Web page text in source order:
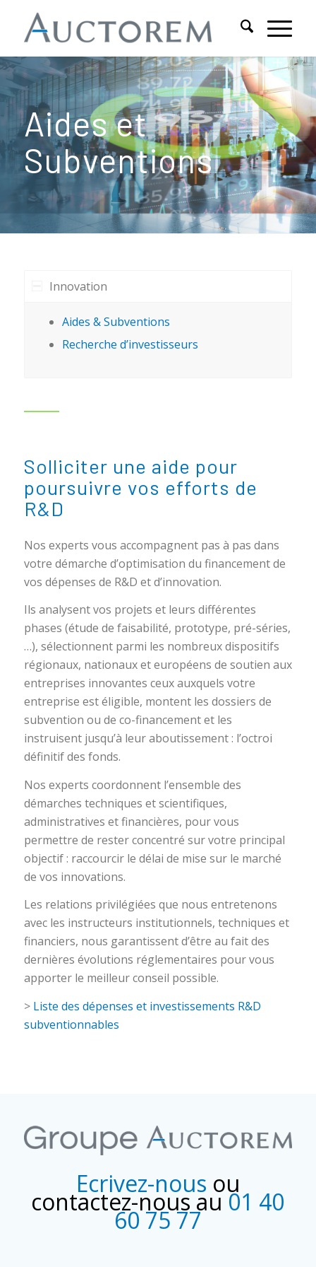
Aides et
Subventions
Innovation
Aides & Subventions
Recherche d’investisseurs
Solliciter une aide pour
poursuivre vos efforts de
R&D
Nos experts vous accompagnent pas à pas dans
votre démarche d’optimisation du financement de
vos dépenses de R&D et d’innovation.
Ils analysent vos projets et leurs différentes
phases (étude de faisabilité, prototype, pré-séries,
…), sélectionnent parmi les nombreux dispositifs
régionaux, nationaux et européens de soutien aux
entreprises innovantes ceux auxquels votre
entreprise est éligible, montent les dossiers de
subvention ou de co-financement et les
instruisent jusqu’à leur aboutissement : l’octroi
définitif des fonds.
Nos experts coordonnent l’ensemble des
démarches techniques et scientifiques,
administratives et financières, pour vous
permettre de rester concentré sur votre principal
objectif : raccourcir le délai de mise sur le marché
de vos innovations.
Les relations privilégiées que nous entretenons
avec les instructeurs institutionnels, techniques et
financiers, nous garantissent d’être au fait des
dernières évolutions réglementaires pour vous
apporter le meilleur conseil possible.
> Liste des dépenses et investissements R&D
subventionnables
Ecrivez-nous ou
contactez-nous au01 40
60 75 77